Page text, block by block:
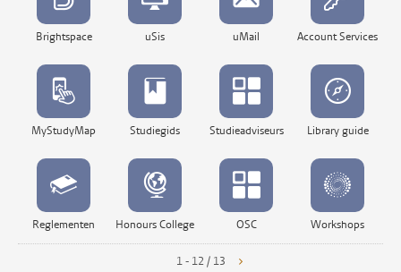
Brightspace uSis uMail Account Services
MyStudyMap Studiegids Studieadviseurs Library guide
Reglementen Honours College OSC Workshops
1 - 12 / 13